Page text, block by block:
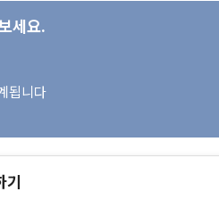
세요.
됩니다